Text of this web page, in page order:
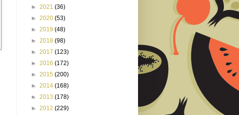
► 2021 (36)
► 2020 (53)
► 2019 (48)
► 2018 (98)
► 2017 (123)
► 2016 (172)
► 2015 (200)
► 2014 (168)
► 2013 (178)
► 2012 (229)